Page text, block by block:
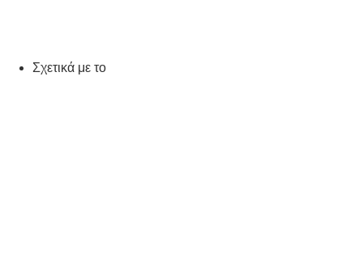
Σχετικά με το